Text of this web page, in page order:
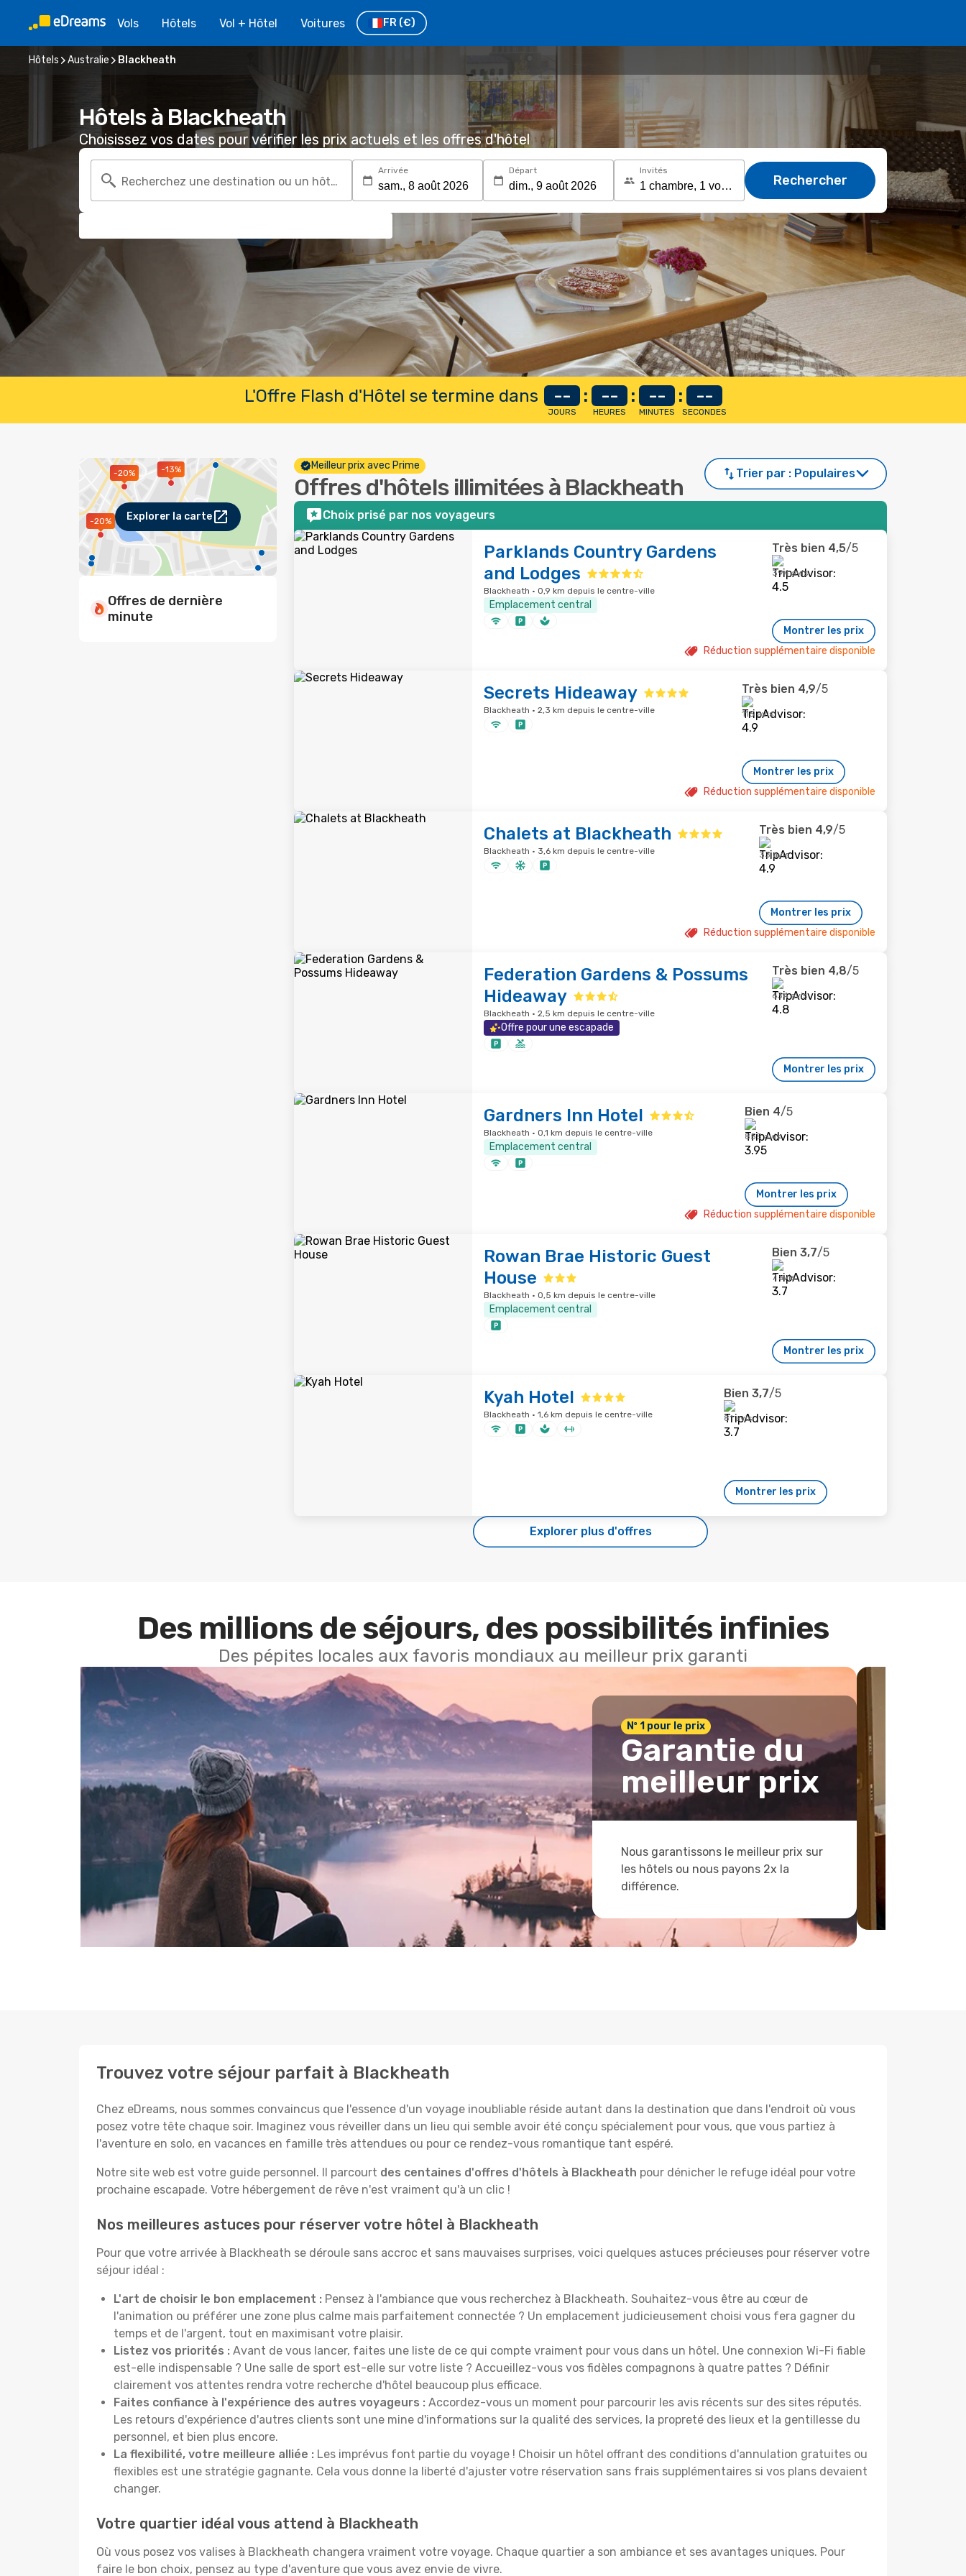
Vols Hôtels Vol + Hôtel Voitures FR (€)
Hôtels Australie Blackheath
Hôtels à Blackheath
Choisissez vos dates pour vérifier les prix actuels et les offres d'hôtel
Recherchez une destination ou un hôtel
Arrivée Départ Invités
Rechercher
L'Offre Flash d'Hôtel se termine dans --
JOURS
: --
HEURES
: --
MINUTES
: --
SECONDES
-20%
-20% -13%
Explorer la carte
Offres de dernière
minute
Meilleur prix avec Prime
Offres d'hôtels illimitées à Blackheath
Trier par : Populaires
Choix prisé par nos voyageurs
Parklands Country Gardens
and Lodges
Blackheath · 0,9 km depuis le centre-ville
Emplacement central
Très bien 4,5/5
394 avis
Montrer les prix
Réduction supplémentaire disponible
Secrets Hideaway
Blackheath · 2,3 km depuis le centre-ville
Très bien 4,9/5
115 avis
Montrer les prix
Réduction supplémentaire disponible
Chalets at Blackheath
Blackheath · 3,6 km depuis le centre-ville
Très bien 4,9/5
33 avis
Montrer les prix
Réduction supplémentaire disponible
Federation Gardens & Possums
Hideaway
Blackheath · 2,5 km depuis le centre-ville
Offre pour une escapade
Très bien 4,8/5
634 avis
Montrer les prix
Gardners Inn Hotel
Blackheath · 0,1 km depuis le centre-ville
Emplacement central
Bien 4/5
855 avis
Montrer les prix
Réduction supplémentaire disponible
Rowan Brae Historic Guest
House
Blackheath · 0,5 km depuis le centre-ville
Emplacement central
Bien 3,7/5
7 avis
Montrer les prix
Kyah Hotel
Blackheath · 1,6 km depuis le centre-ville
Bien 3,7/5
81 avis
Montrer les prix
Explorer plus d'offres
Des millions de séjours, des possibilités infinies
Des pépites locales aux favoris mondiaux au meilleur prix garanti
Nº 1 pour le prix
Garantie du
meilleur prix
Nous garantissons le meilleur prix sur
les hôtels ou nous payons 2x la
différence.
Trouvez votre séjour parfait à Blackheath
Chez eDreams, nous sommes convaincus que l'essence d'un voyage inoubliable réside autant dans la destination que dans l'endroit où vous
posez votre tête chaque soir. Imaginez vous réveiller dans un lieu qui semble avoir été conçu spécialement pour vous, que vous partiez à
l'aventure en solo, en vacances en famille très attendues ou pour ce rendez-vous romantique tant espéré.
Notre site web est votre guide personnel. Il parcourt des centaines d'offres d'hôtels à Blackheath pour dénicher le refuge idéal pour votre
prochaine escapade. Votre hébergement de rêve n'est vraiment qu'à un clic !
Nos meilleures astuces pour réserver votre hôtel à Blackheath
Pour que votre arrivée à Blackheath se déroule sans accroc et sans mauvaises surprises, voici quelques astuces précieuses pour réserver votre
séjour idéal :
L'art de choisir le bon emplacement : Pensez à l'ambiance que vous recherchez à Blackheath. Souhaitez-vous être au cœur de
l'animation ou préférer une zone plus calme mais parfaitement connectée ? Un emplacement judicieusement choisi vous fera gagner du
temps et de l'argent, tout en maximisant votre plaisir.
Listez vos priorités : Avant de vous lancer, faites une liste de ce qui compte vraiment pour vous dans un hôtel. Une connexion Wi-Fi fiable
est-elle indispensable ? Une salle de sport est-elle sur votre liste ? Accueillez-vous vos fidèles compagnons à quatre pattes ? Définir
clairement vos attentes rendra votre recherche d'hôtel beaucoup plus efficace.
Faites confiance à l'expérience des autres voyageurs : Accordez-vous un moment pour parcourir les avis récents sur des sites réputés.
Les retours d'expérience d'autres clients sont une mine d'informations sur la qualité des services, la propreté des lieux et la gentillesse du
personnel, et bien plus encore.
La flexibilité, votre meilleure alliée : Les imprévus font partie du voyage ! Choisir un hôtel offrant des conditions d'annulation gratuites ou
flexibles est une stratégie gagnante. Cela vous donne la liberté d'ajuster votre réservation sans frais supplémentaires si vos plans devaient
changer.
Votre quartier idéal vous attend à Blackheath
Où vous posez vos valises à Blackheath changera vraiment votre voyage. Chaque quartier a son ambiance et ses avantages uniques. Pour
faire le bon choix, pensez au type d'aventure que vous avez envie de vivre.